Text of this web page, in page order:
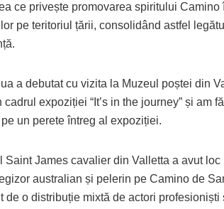
ce privește promovarea spiritului
pe teritoriul țării, consolidând astfel
a debutat cu vizita la Muzeul poștei din
cadrul expoziției “It’s in the journey” și
un perete întreg al expoziției.
Saint James cavalier din Valletta a avut loc
australian și pelerin pe Camino de
de o distribuție mixtă de actori